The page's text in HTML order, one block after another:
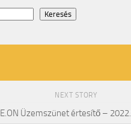
Keresés
NEXT STORY
E.ON Üzemszünet értesítő –